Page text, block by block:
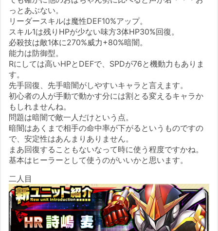
っとあぶない。
リーダースキルは魔性DEF10%アップ。
スキル1は残りHPが少ない味方3体HP30%回復。
必殺技は敵1体に270%威力+80%暗闇。
能力は防御型。
Rにしては高いHPとDEFで、SPDが76と機動力もありま
す。
先手回復、先手暗闇がしやすいキャラと言えます。
初心者の人が手動で動かす分には割とる変えるキャラか
もしれませんね。
問題は暗闇で敵一人だけという点。
暗闇はあくまで相手の命中率が下がるというものですの
で、安定性はあんまりありません。
まあ回復することもないなって時に使う程度ですかね。
基本はヒーラーとして使うのがいいかと思います。
二人目